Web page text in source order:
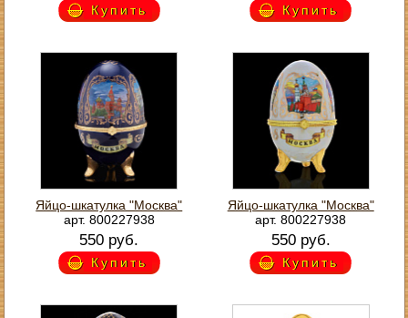
Купить Купить
Яйцо-шкатулка "Москва"
арт. 800227938
550 руб.
Купить
Яйцо-шкатулка "Москва"
арт. 800227938
550 руб.
Купить